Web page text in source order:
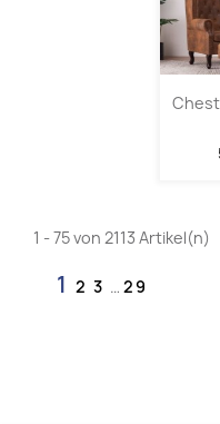
1 - 75 von 2113 Artikel(n)
1 2 3 … 29